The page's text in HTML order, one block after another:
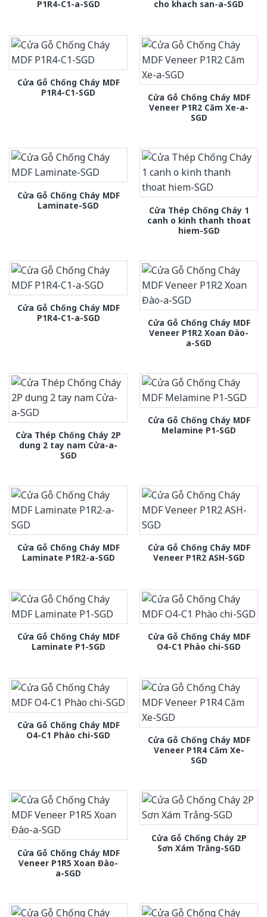
P1R4-C1-a-SGD cho khach san-a-SGD
Cửa Gỗ Chống Cháy MDF
P1R4-C1-SGD
Cửa Gỗ Chống Cháy MDF
Veneer P1R2 Căm Xe-a-
SGD
Cửa Gỗ Chống Cháy MDF
Laminate-SGD
Cửa Thép Chống Cháy 1
canh o kinh thanh thoat
hiem-SGD
Cửa Gỗ Chống Cháy MDF
P1R4-C1-a-SGD
Cửa Gỗ Chống Cháy MDF
Veneer P1R2 Xoan Đào-
a-SGD
Cửa Thép Chống Cháy 2P
dung 2 tay nam Cửa-a-
SGD
Cửa Gỗ Chống Cháy MDF
Melamine P1-SGD
Cửa Gỗ Chống Cháy MDF
Laminate P1R2-a-SGD
Cửa Gỗ Chống Cháy MDF
Veneer P1R2 ASH-SGD
Cửa Gỗ Chống Cháy MDF
Laminate P1-SGD
Cửa Gỗ Chống Cháy MDF
O4-C1 Phào chi-SGD
Cửa Gỗ Chống Cháy MDF
O4-C1 Phào chi-SGD
Cửa Gỗ Chống Cháy MDF
Veneer P1R4 Căm Xe-
SGD
Cửa Gỗ Chống Cháy MDF
Veneer P1R5 Xoan Đào-
a-SGD
Cửa Gỗ Chống Cháy 2P
Sơn Xám Trắng-SGD